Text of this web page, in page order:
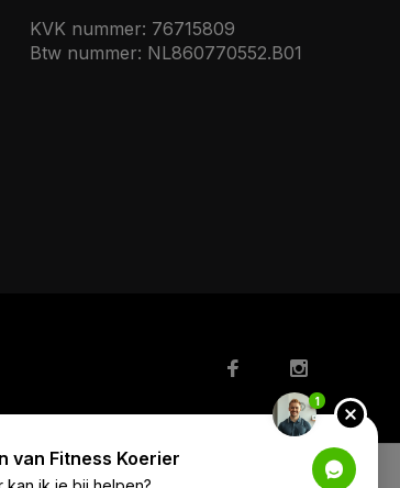
KVK nummer: 76715809
Btw nummer: NL860770552.B01
1
van Fitness Koerier